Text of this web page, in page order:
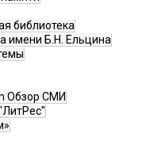
библиотека
имени Б.Н. Ельцина
Обзор СМИ